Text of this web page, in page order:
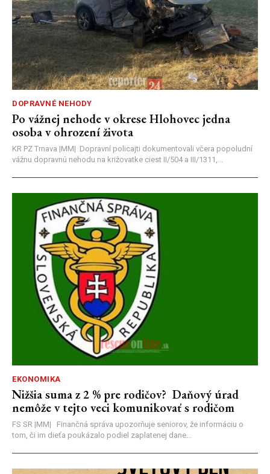
DOPRAVNÉ NEHODY
Po vážnej nehode v okrese Hlohovec jedna
osoba v ohrození života
KR PZ Trnava |MM| Dopravní policajti dokumentovali včera popoludní
vážnu dopravnú nehodu na križovatke ciest II/504 a III/1311,...
EKONOMIKA
Nižšia suma z 2 % pre rodičov? Daňový úrad
nemôže v tejto veci komunikovať s rodičom
FS SR |MM| Finančná správa upozorňuje seniorov, že informáciu o
tom, či im dieťa poukázalo podiel zaplatenej dane...